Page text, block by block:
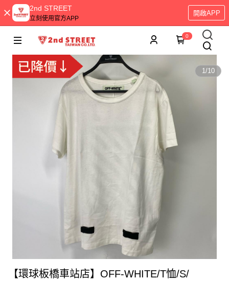
2nd STREET
立刻使用官方APP
開啟APP
0
1/10
【環球板橋車站店】OFF-WHITE/T恤/S/